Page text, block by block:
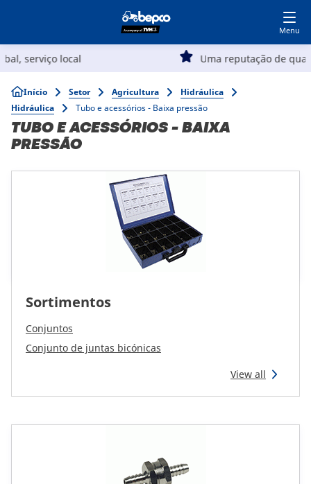
content
Top
Navegação
principal
Agricultura
Automotivo
Obras públicas
Uma reputação de qualidade e valor superiores
Breadcrumb
Início Setor Agricultura
Hidráulica
Hidráulica
Tubo e acessórios - Baixa pressão
TUBO E ACESSÓRIOS - BAIXA
PRESSÃO
Sortimentos
Conjuntos
Conjunto de juntas bicónicas
View all